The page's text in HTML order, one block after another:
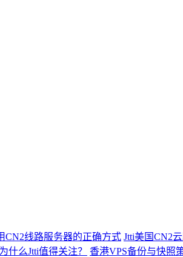
CN2线路服务器的正确方式 Jtti美国CN2
什么Jtti值得关注？ 香港VPS备份与快照